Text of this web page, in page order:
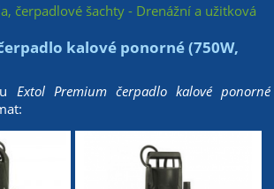
čerpadlové šachty - Drenážní a užitková
kalové ponorné (750W,
Extol Premium čerpadlo kalové ponorné